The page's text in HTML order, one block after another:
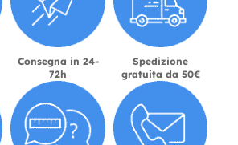
Consegna in 24-
72h
Spedizione
gratuita da 50€